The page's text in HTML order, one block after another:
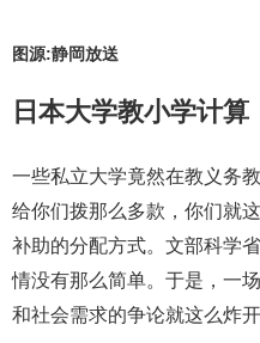
图源:静岡放送
日本大学教小学计
一些私立大学竟然在教义务
给你们拨那么多款，你们就
补助的分配方式。文部科学
情没有那么简单。于是，一
和社会需求的争论就这么炸开